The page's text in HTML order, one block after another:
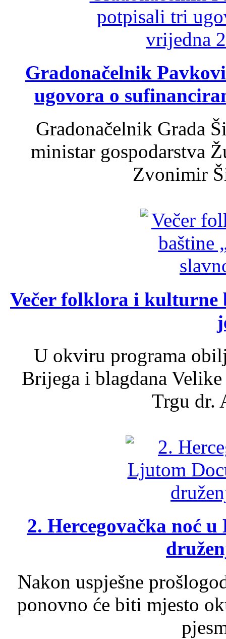
Gradonačelnik
ugovora o
Gradonačelnik Grada
ministar gospodarstva
Zvonimir
Večer folklora i kulturne
U okviru programa
Brijega i blagdana
Trgu dr.
2. Hercegovačka noć
Nakon uspješne
ponovno će biti mjesto